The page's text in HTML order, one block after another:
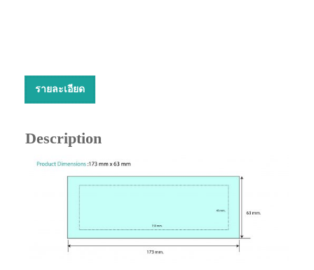
รายละเอียด
Description